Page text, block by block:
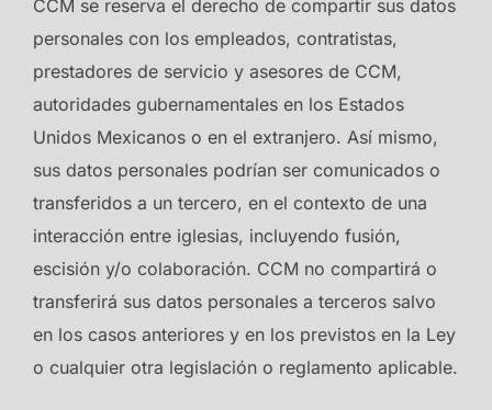
CCM se reserva el derecho de compartir sus datos
personales con los empleados, contratistas,
prestadores de servicio y asesores de CCM,
autoridades gubernamentales en los Estados
Unidos Mexicanos o en el extranjero. Así mismo,
sus datos personales podrían ser comunicados o
transferidos a un tercero, en el contexto de una
interacción entre iglesias, incluyendo fusión,
escisión y/o colaboración. CCM no compartirá o
transferirá sus datos personales a terceros salvo
en los casos anteriores y en los previstos en la Ley
o cualquier otra legislación o reglamento aplicable.